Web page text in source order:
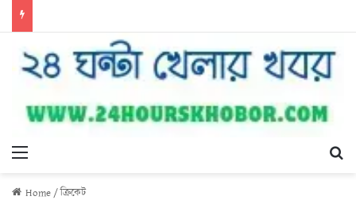
Menu
Home/ক্রিকেট